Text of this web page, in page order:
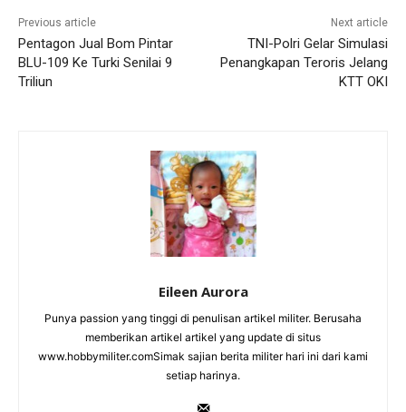
Previous article
Pentagon Jual Bom Pintar
BLU-109 Ke Turki Senilai 9
Triliun
Next article
TNI-Polri Gelar Simulasi
Penangkapan Teroris Jelang
KTT OKI
Eileen Aurora
Punya passion yang tinggi di penulisan artikel militer. Berusaha
memberikan artikel artikel yang update di situs
www.hobbymiliter.comSimak sajian berita militer hari ini dari kami
setiap harinya.